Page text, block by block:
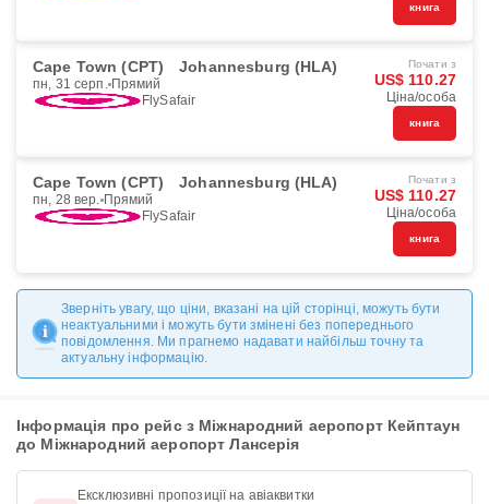
книга
Cape Town (CPT) Johannesburg (HLA)
пн, 31 серп. Прямий
FlySafair
Почати з
US$ 110.27
Ціна/особа
книга
Cape Town (CPT) Johannesburg (HLA)
пн, 28 вер. Прямий
FlySafair
Почати з
US$ 110.27
Ціна/особа
книга
Зверніть увагу, що ціни, вказані на цій сторінці, можуть бути
неактуальними і можуть бути змінені без попереднього
повідомлення. Ми прагнемо надавати найбільш точну та
актуальну інформацію.
Інформація про рейс з Міжнародний аеропорт Кейптаун
до Міжнародний аеропорт Лансерія
Ексклюзивні пропозиції на авіаквитки